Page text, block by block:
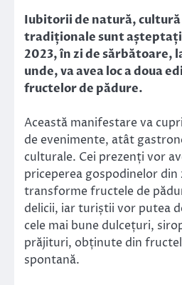
Iubitorii de natură, cultură
tradiționale sunt
2023, în zi de sărbătoare,
unde, va avea loc a doua
fructelor de pădure.
Această manifestare va
de evenimente, atât
culturale. Cei prezenți vor
priceperea gospodinelor din
transforme fructele de
delicii, iar turiștii vor putea
cele mai bune dulcețuri,
prăjituri, obținute din
spontană.